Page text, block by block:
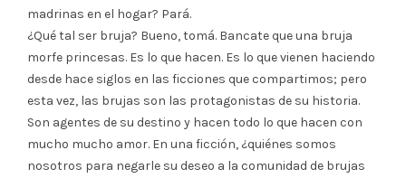
madrinas en el hogar? Pará.
¿Qué tal ser bruja? Bueno, tomá. Bancate que una bruja
morfe princesas. Es lo que hacen. Es lo que vienen haciendo
desde hace siglos en las ficciones que compartimos; pero
esta vez, las brujas son las protagonistas de su historia.
Son agentes de su destino y hacen todo lo que hacen con
mucho mucho amor. En una ficción, ¿quiénes somos
nosotros para negarle su deseo a la comunidad de brujas